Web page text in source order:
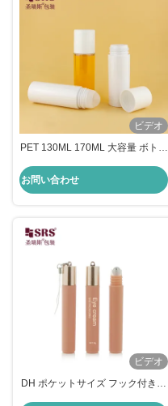
ビデオ
PET 130ML 170ML 大容量 ボトル
お問い合わせ
ビデオ
DH ポケットサイズ フック付きボ